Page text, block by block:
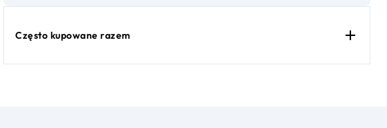
Często kupowane razem